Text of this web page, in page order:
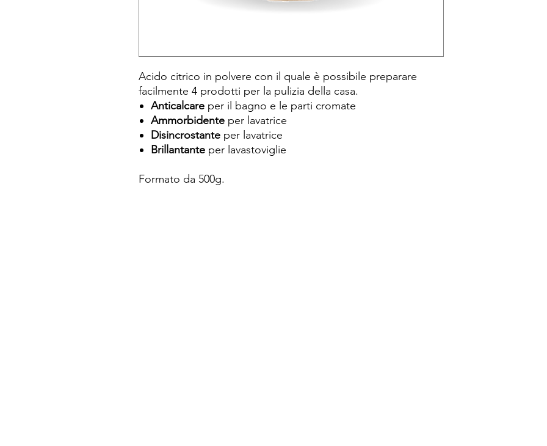
Acido citrico in polvere con il quale è possibile preparare
facilmente 4 prodotti per la pulizia della casa.
Anticalcare per il bagno e le parti cromate
Ammorbidente per lavatrice
Disincrostante per lavatrice
Brillantante per lavastoviglie
Formato da 500g.